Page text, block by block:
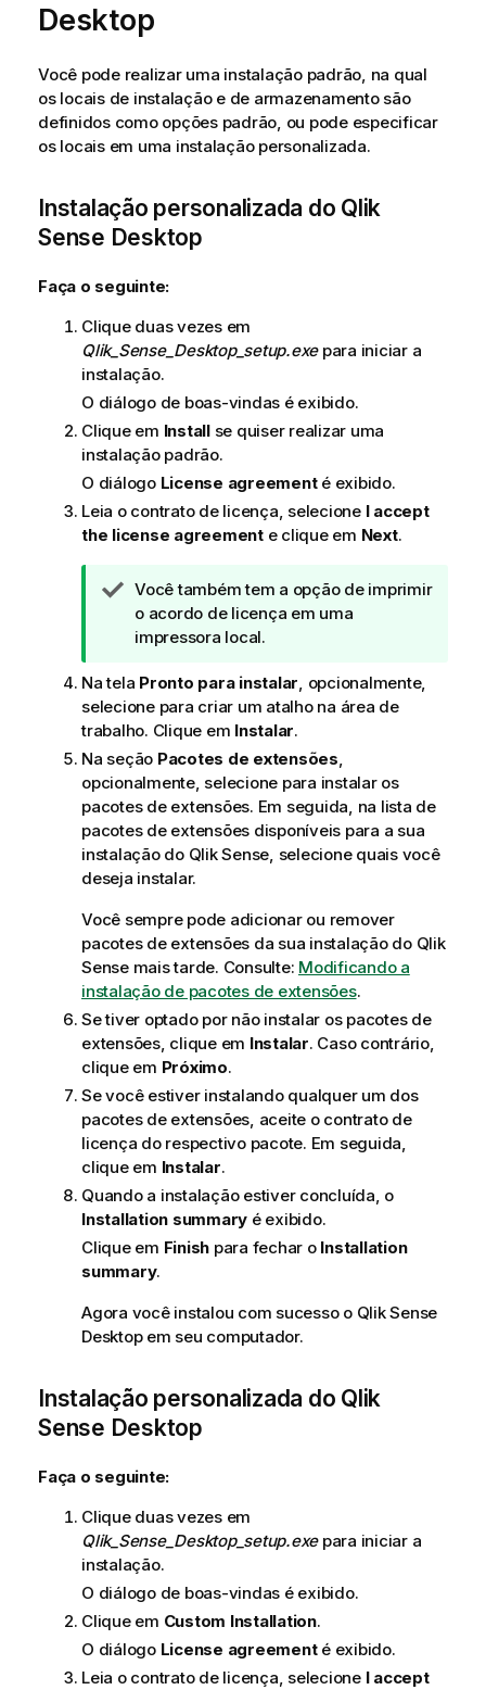
Desktop
Você pode realizar uma instalação padrão, na qual
os locais de instalação e de armazenamento são
definidos como opções padrão, ou pode especificar
os locais em uma instalação personalizada.
Instalação personalizada do Qlik
Sense Desktop
Faça o seguinte:
Clique duas vezes em
Qlik_Sense_Desktop_setup.exepara iniciar a
instalação.
O diálogo de boas-vindas é exibido.
Clique em Installse quiser realizar uma
instalação padrão.
O diálogo License agreementé exibido.
Leia o contrato de licença, selecione I accept
the license agreemente clique em Next.
N
o
t
d
e
d
i
c
a
Você também tem a opção de imprimir
o acordo de licença em uma
impressora local.
Na tela Pronto para instalar, opcionalmente,
selecione para criar um atalho na área de
trabalho. Clique em Instalar.
Na seção Pacotes de extensões,
opcionalmente, selecione para instalar os
pacotes de extensões. Em seguida, na lista de
pacotes de extensões disponíveis para a sua
instalação do Qlik Sense, selecione quais você
deseja instalar.
Você sempre pode adicionar ou remover
pacotes de extensões da sua instalação do Qlik
Sensemais tarde. Consulte: Modificando a
instalação de pacotes de extensões.
Se tiver optado por não instalar os pacotes de
extensões, clique em Instalar. Caso contrário,
clique em Próximo.
Se você estiver instalando qualquer um dos
pacotes de extensões, aceite o contrato de
licença do respectivo pacote. Em seguida,
clique em Instalar.
Quando a instalação estiver concluída, o
Installation summary é exibido.
Clique em Finish para fechar o Installation
summary.
Agora você instalou com sucesso o Qlik Sense
Desktopem seu computador.
Instalação personalizada do Qlik
Sense Desktop
Faça o seguinte:
Clique duas vezes em
Qlik_Sense_Desktop_setup.exepara iniciar a
instalação.
O diálogo de boas-vindas é exibido.
Clique em Custom Installation.
O diálogo License agreementé exibido.
Leia o contrato de licença, selecione I accept